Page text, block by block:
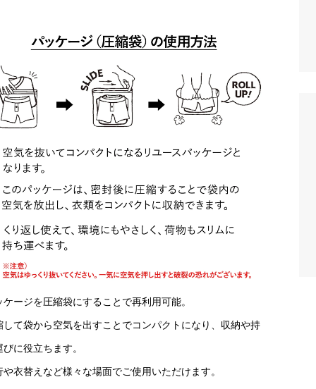
ケージを圧縮袋にすることで再利用可能。
して袋から空気を出すことでコンパクトになり、収納や持
びに役立ちます。
や衣替えなど様々な場面でご使用いただけます。